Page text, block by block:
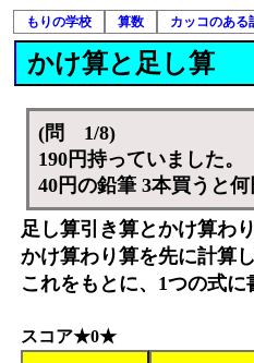
もりの学校 算数 カッコのある
かけ算と足し算
(問 1/8)
190円持っていました。
40円の鉛筆 3本買うと何
足し算引き算とかけ算わり
かけ算わり算を先に計算し
これをもとに、1つの式に
スコア★0★